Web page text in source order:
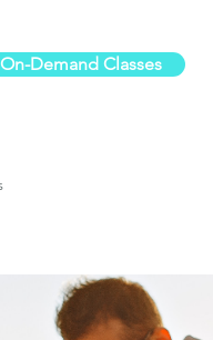
On-Demand Classes